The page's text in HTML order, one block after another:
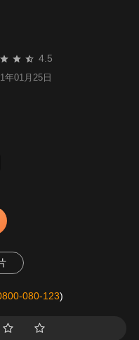
4.5
年01月25日
080-123)